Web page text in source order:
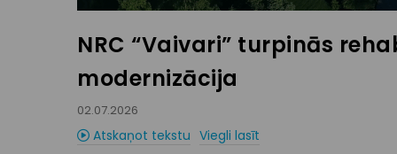
NRC “Vaivari” turpinās
modernizācija
02.07.2026
Atskaņot tekstu Viegli lasīt